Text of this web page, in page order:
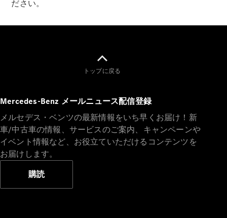
ださい。
トップに戻る
Mercedes-Benz メールニュース配信登録
メルセデス・ベンツの最新情報をいち早くお届け！新
車/中古車の情報、サービスのご案内、キャンペーンや
イベント情報など、お役立ていただけるコンテンツを
お届けします。
購読